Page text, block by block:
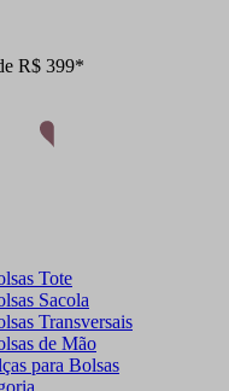
R$ 399*
Tote
Sacola
Transversais
de Mão
para Bolsas